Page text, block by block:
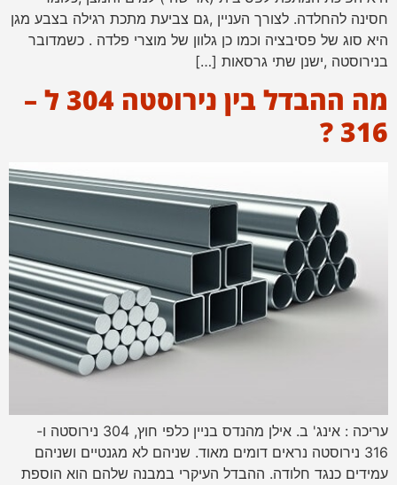
חסינה להחלדה. לצורך העניין ,גם צביעת מתכת רגילה בצבע מגן
היא סוג של פסיבציה וכמו כן גלוון של מוצרי פלדה . כשמדובר
בנירוסטה ,ישנן שתי גרסאות […]
מה ההבדל בין נירוסטה 304 ל –
316 ?
עריכה : אינג' ב. אילן מהנדס בניין כלפי חוץ, 304 נירוסטה ו-
316 נירוסטה נראים דומים מאוד. שניהם לא מגנטיים ושניהם
עמידים כנגד חלודה. ההבדל העיקרי במבנה שלהם הוא הוספת